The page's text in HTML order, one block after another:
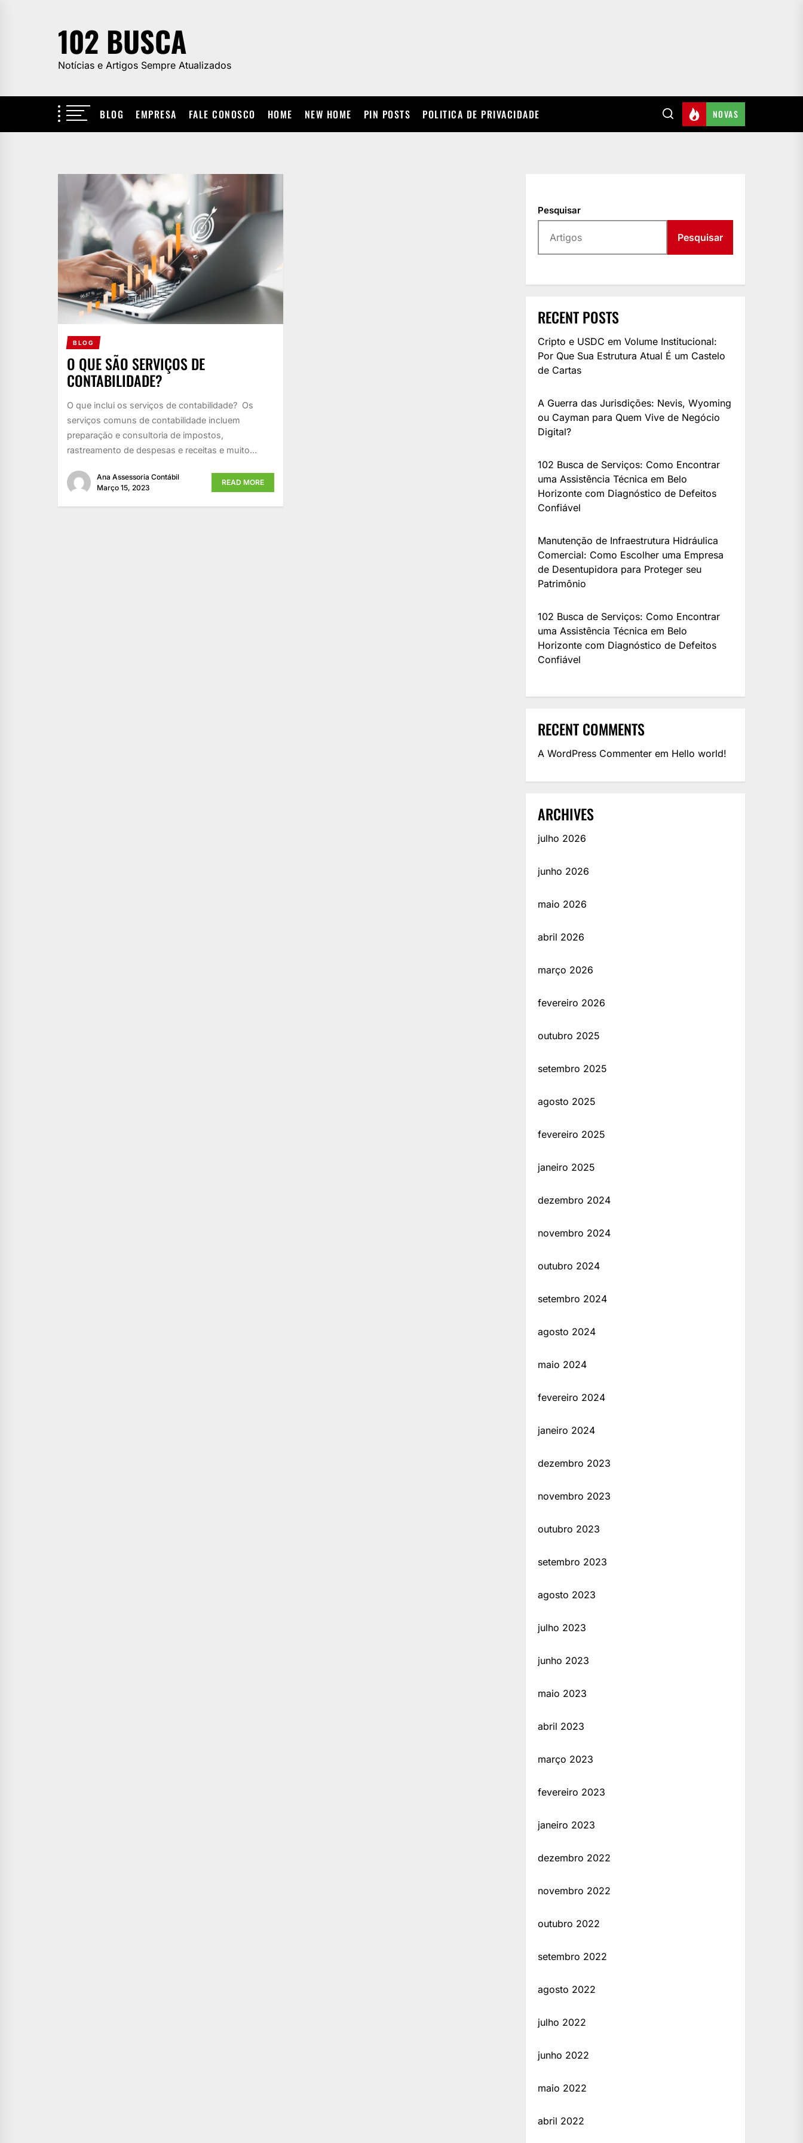
102 BUSCA
Notícias e Artigos Sempre Atualizados
BLOG EMPRESA FALE CONOSCO HOME NEW HOME PIN POSTS POLITICA DE PRIVACIDADE NOVAS
BLOG
O QUE SÃO SERVIÇOS DE
CONTABILIDADE?
O que inclui os serviços de contabilidade? Os
serviços comuns de contabilidade incluem
preparação e consultoria de impostos,
rastreamento de despesas e receitas e muito...
Ana Assessoria Contábil
Março 15, 2023
READ MORE
Pesquisar
Pesquisar
RECENT POSTS
Cripto e USDC em Volume Institucional:
Por Que Sua Estrutura Atual É um Castelo
de Cartas
A Guerra das Jurisdições: Nevis, Wyoming
ou Cayman para Quem Vive de Negócio
Digital?
102 Busca de Serviços: Como Encontrar
uma Assistência Técnica em Belo
Horizonte com Diagnóstico de Defeitos
Confiável
Manutenção de Infraestrutura Hidráulica
Comercial: Como Escolher uma Empresa
de Desentupidora para Proteger seu
Patrimônio
102 Busca de Serviços: Como Encontrar
uma Assistência Técnica em Belo
Horizonte com Diagnóstico de Defeitos
Confiável
RECENT COMMENTS
A WordPress Commenter em Hello world!
ARCHIVES
julho 2026
junho 2026
maio 2026
abril 2026
março 2026
fevereiro 2026
outubro 2025
setembro 2025
agosto 2025
fevereiro 2025
janeiro 2025
dezembro 2024
novembro 2024
outubro 2024
setembro 2024
agosto 2024
maio 2024
fevereiro 2024
janeiro 2024
dezembro 2023
novembro 2023
outubro 2023
setembro 2023
agosto 2023
julho 2023
junho 2023
maio 2023
abril 2023
março 2023
fevereiro 2023
janeiro 2023
dezembro 2022
novembro 2022
outubro 2022
setembro 2022
agosto 2022
julho 2022
junho 2022
maio 2022
abril 2022